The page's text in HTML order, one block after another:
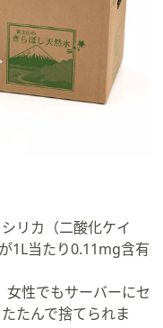
リカ（二酸化ケイ
1L当たり0.11mg含有
女性でもサーバーにセ
たんで捨てられま